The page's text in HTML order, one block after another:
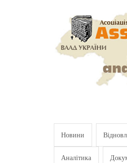
Новини
Аналітика